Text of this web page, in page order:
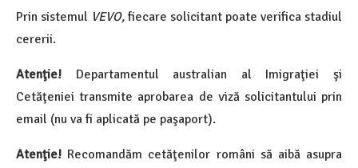
Prin sistemul VEVO,fiecare solicitant poate verifica stadiul
cererii.
Atenţie! Departamentul australian al Imigraţiei şi
Cetăţeniei transmite aprobarea de viză solicitantului prin
email (nu va fi aplicată pe paşaport).
Atenţie! Recomandăm cetăţenilor români să aibă asupra